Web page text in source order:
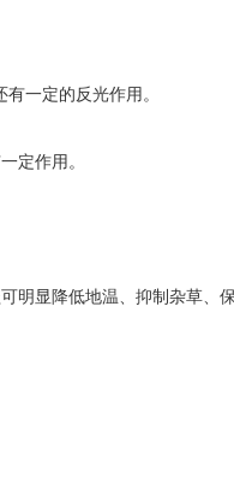
一定的反光作用。
定作用。
明显降低地温、抑制杂草、